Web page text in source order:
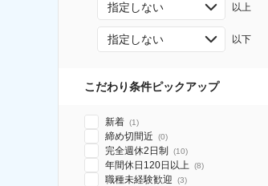
指定しない 以上
指定しない 以下
こだわり条件ピックアップ
新着 (1)
締め切間近 (0)
完全週休2日制 (10)
年間休日120日以上 (8)
職種未経験歓迎 (3)